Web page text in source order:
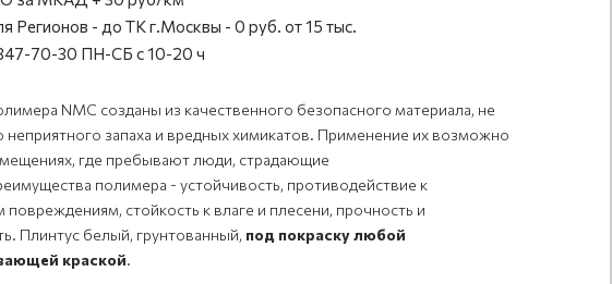
Регионов - до ТК г.Москвы - 0 руб. от 15 тыс.
70-30 ПН-СБ с 10-20 ч
NMC созданы из качественного безопасного материала, не
запаха и вредных химикатов. Применение их возможно
где пребывают люди, страдающие
полимера - устойчивость, противодействие к
повреждениям, стойкость к влаге и плесени, прочность и
Плинтус белый, грунтованный, под покраску любой
краской.